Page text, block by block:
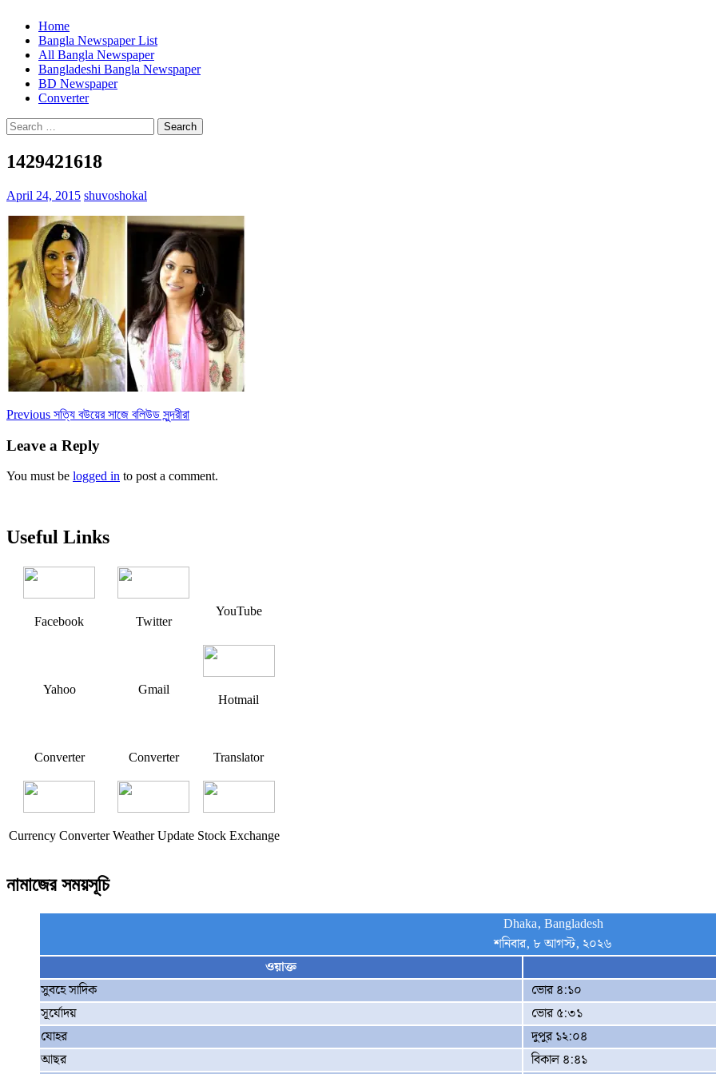
Home
Bangla Newspaper List
All Bangla Newspaper
Bangladeshi Bangla Newspaper
BD Newspaper
Converter
Search
for:
1429421618
April 24, 2015 shuvoshokal
Post
navigation
Previous Previous
সত্যি বউয়ের সাজে বলিউড সুন্দরীরা
Leave a Reply
You must be logged in to post a comment.
Useful Links
Facebook Twitter
YouTube
Yahoo Gmail
Hotmail
Converter Converter Translator
Currency Converter Weather Update Stock Exchange
নামাজের সময়সূচি
Dhaka, Bangladesh
শনিবার, ৮ আগস্ট, ২০২৬
ওয়াক্ত
সুবহে সাদিক
ভোর ৪:১০
সূর্যোদয়
ভোর ৫:৩১
যোহর
দুপুর ১২:০৪
আছর
বিকাল ৪:৪১